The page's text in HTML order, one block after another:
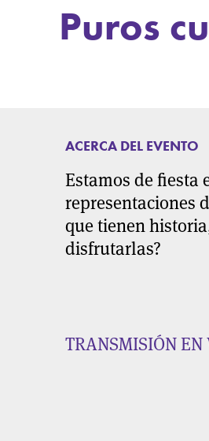
Puros
ACERCA DEL EVENTO
Estamos de fiesta
representaciones
que tienen
disfrutarlas?
TRANSMISIÓN EN